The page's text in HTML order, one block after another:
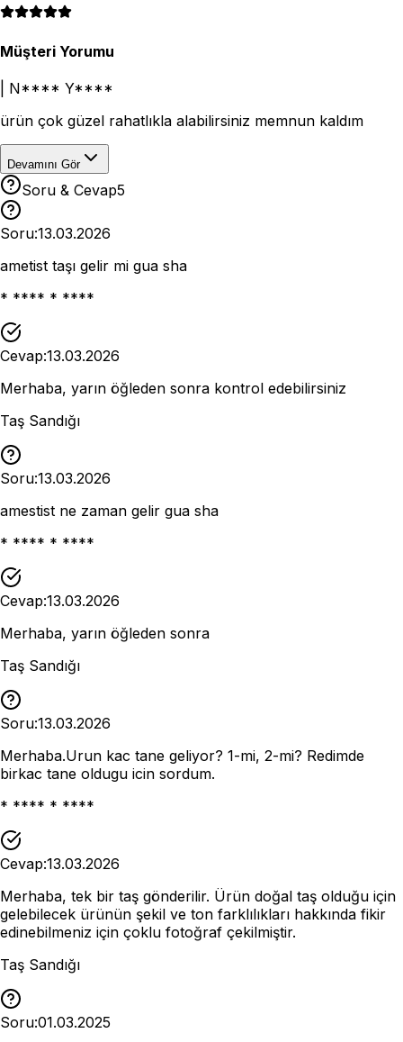
Müşteri Yorumu
N**** Y****
ürün çok güzel rahatlıkla alabilirsiniz memnun kaldım
Devamını Gör
Soru & Cevap5
Soru:13.03.2026
ametist taşı gelir mi gua sha
* **** * ****
Cevap:13.03.2026
Merhaba, yarın öğleden sonra kontrol edebilirsiniz
Taş Sandığı
Soru:13.03.2026
amestist ne zaman gelir gua sha
* **** * ****
Cevap:13.03.2026
Merhaba, yarın öğleden sonra
Taş Sandığı
Soru:13.03.2026
Merhaba.Urun kac tane geliyor? 1-mi, 2-mi? Redimde
birkac tane oldugu icin sordum.
* **** * ****
Cevap:13.03.2026
Merhaba, tek bir taş gönderilir. Ürün doğal taş olduğu için
gelebilecek ürünün şekil ve ton farklılıkları hakkında fikir
edinebilmeniz için çoklu fotoğraf çekilmiştir.
Taş Sandığı
Soru:01.03.2025